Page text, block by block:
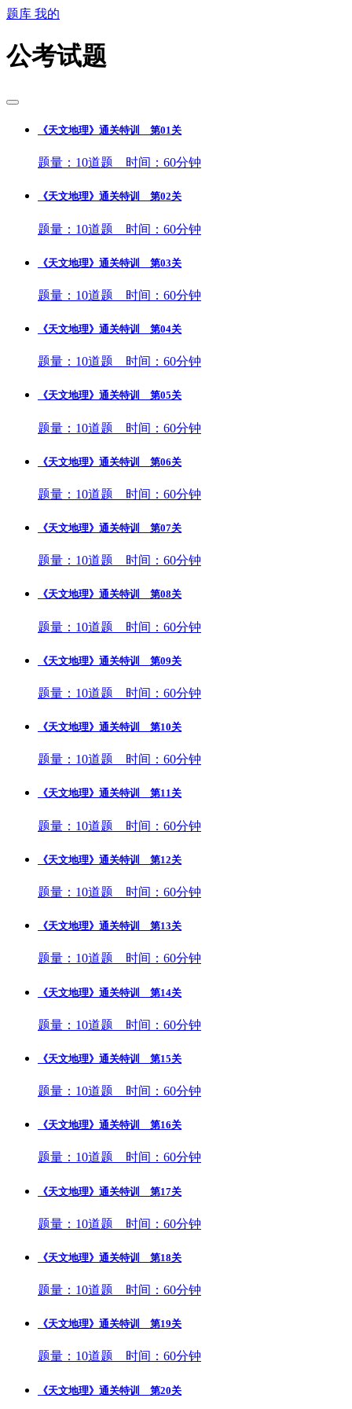
题库 我的
公考试题
《天文地理》通关特训 第01关
题量：10道题 时间：60分钟
《天文地理》通关特训 第02关
题量：10道题 时间：60分钟
《天文地理》通关特训 第03关
题量：10道题 时间：60分钟
《天文地理》通关特训 第04关
题量：10道题 时间：60分钟
《天文地理》通关特训 第05关
题量：10道题 时间：60分钟
《天文地理》通关特训 第06关
题量：10道题 时间：60分钟
《天文地理》通关特训 第07关
题量：10道题 时间：60分钟
《天文地理》通关特训 第08关
题量：10道题 时间：60分钟
《天文地理》通关特训 第09关
题量：10道题 时间：60分钟
《天文地理》通关特训 第10关
题量：10道题 时间：60分钟
《天文地理》通关特训 第11关
题量：10道题 时间：60分钟
《天文地理》通关特训 第12关
题量：10道题 时间：60分钟
《天文地理》通关特训 第13关
题量：10道题 时间：60分钟
《天文地理》通关特训 第14关
题量：10道题 时间：60分钟
《天文地理》通关特训 第15关
题量：10道题 时间：60分钟
《天文地理》通关特训 第16关
题量：10道题 时间：60分钟
《天文地理》通关特训 第17关
题量：10道题 时间：60分钟
《天文地理》通关特训 第18关
题量：10道题 时间：60分钟
《天文地理》通关特训 第19关
题量：10道题 时间：60分钟
《天文地理》通关特训 第20关